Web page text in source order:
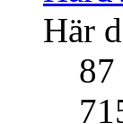
Här
87